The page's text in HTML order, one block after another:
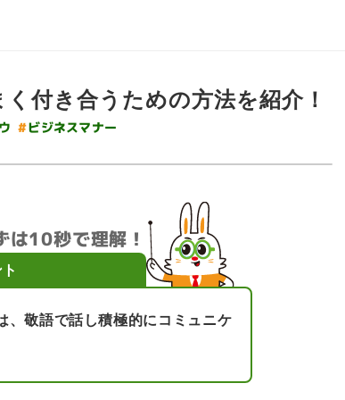
付き合うための方法を紹介！
#ビジネスマナー
は10秒で理解！
、敬語で話し積極的にコミュニケ